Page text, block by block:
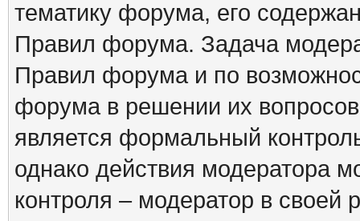
тематику форума, его
Правил форума. Задача
Правил форума и по
форума в решении их
является формальный
однако действия модератора
контроля – модератор в своей